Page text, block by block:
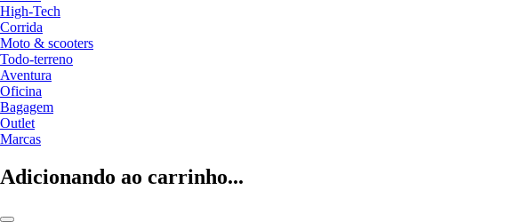
High-Tech
Corrida
Moto & scooters
Todo-terreno
Aventura
Oficina
Bagagem
Outlet
Marcas
Adicionando ao carrinho...